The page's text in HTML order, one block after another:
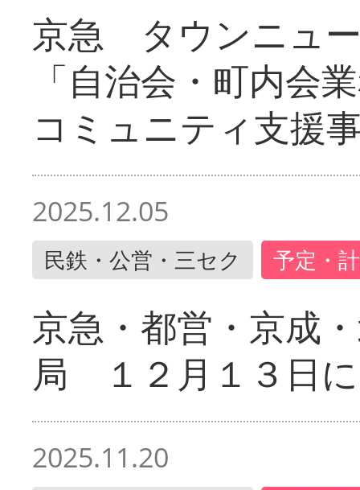
京急 タウンニュ
「自治会・町内会
コミュニティ支援
2025.12.05
民鉄・公営・三セク 予定・
京急・都営・京成
局 １２月１３日
2025.11.20